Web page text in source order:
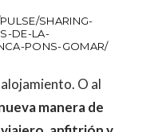
SHARING-
DE-LA-
PONS-GOMAR/
O al
manera de